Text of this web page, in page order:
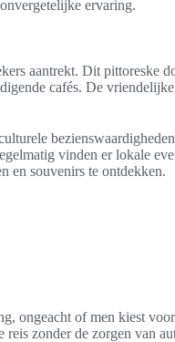
ervaring.
aantrekt. Dit pittoreske
cafés. De
vinden er lokale
en souvenirs te ontdekken.
ongeacht of men kiest
zonder de zorgen van